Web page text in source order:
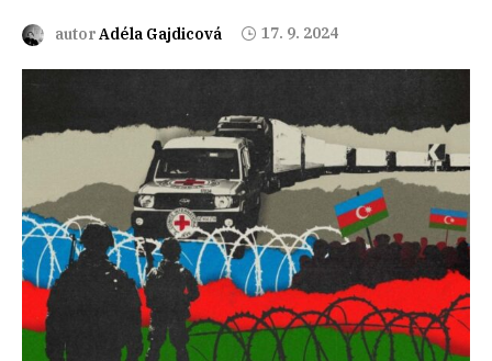
autorAdéla Gajdicová 17. 9. 2024